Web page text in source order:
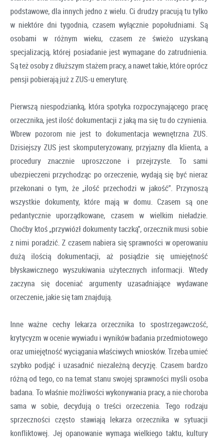
podstawowe, dla innych jedno z wielu. Ci drudzy pracują tu tylko
w niektóre dni tygodnia, czasem wyłącznie popołudniami. Są
osobami w różnym wieku, czasem ze świeżo uzyskaną
specjalizacją, której posiadanie jest wymagane do zatrudnienia.
Są też osoby z dłuższym stażem pracy, a nawet takie, które oprócz
pensji pobierają już z ZUS-u emeryturę.
Pierwszą niespodzianką, która spotyka rozpoczynającego pracę
orzecznika, jest ilość dokumentacji z jaką ma się tu do czynienia.
Wbrew pozorom nie jest to dokumentacja wewnętrzna ZUS.
Dzisiejszy ZUS jest skomputeryzowany, przyjazny dla klienta, a
procedury znacznie uproszczone i przejrzyste. To sami
ubezpieczeni przychodząc po orzeczenie, wydają się być nieraz
przekonani o tym, że „ilość przechodzi w jakość”. Przynoszą
wszystkie dokumenty, które mają w domu. Czasem są one
pedantycznie uporządkowane, czasem w wielkim nieładzie.
Choćby ktoś „przywiózł dokumenty taczką”, orzecznik musi sobie
z nimi poradzić. Z czasem nabiera się sprawności w operowaniu
dużą ilością dokumentacji, aż posiądzie się umiejętność
błyskawicznego wyszukiwania użytecznych informacji. Wtedy
zaczyna się doceniać argumenty uzasadniające wydawane
orzeczenie, jakie się tam znajdują.
Inne ważne cechy lekarza orzecznika to spostrzegawczość,
krytycyzm w ocenie wywiadu i wyników badania przedmiotowego
oraz umiejętność wyciągania właściwych wniosków. Trzeba umieć
szybko podjąć i uzasadnić niezależną decyzję. Czasem bardzo
różną od tego, co na temat stanu swojej sprawności myśli osoba
badana. To właśnie możliwości wykonywania pracy, a nie choroba
sama w sobie, decydują o treści orzeczenia. Tego rodzaju
sprzeczności często stawiają lekarza orzecznika w sytuacji
konfliktowej. Jej opanowanie wymaga wielkiego taktu, kultury